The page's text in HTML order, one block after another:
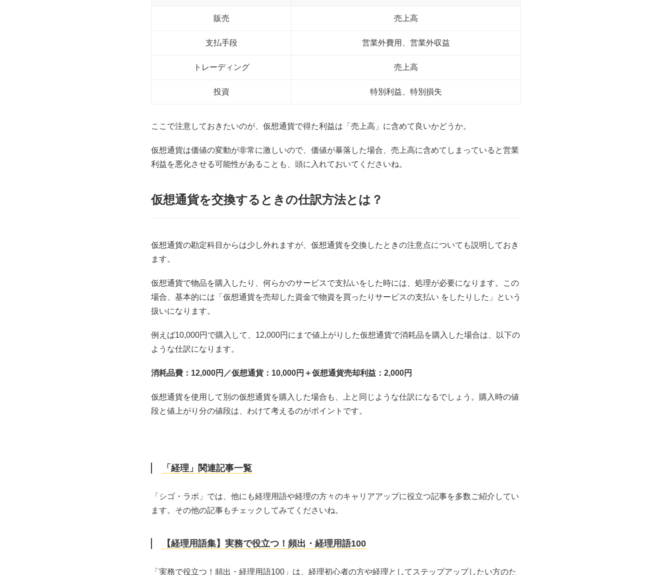
販売 売上高
支払手段 営業外費用、営業外収益
トレーディング 売上高
投資 特別利益、特別損失
ここで注意しておきたいのが、仮想通貨で得た利益は「売上高」に含めて良いかどうか。
仮想通貨は価値の変動が非常に激しいので、価値が暴落した場合、売上高に含めてしまっていると営業
利益を悪化させる可能性があることも、頭に入れておいてくださいね。
仮想通貨を交換するときの仕訳方法とは？
仮想通貨の勘定科目からは少し外れますが、仮想通貨を交換したときの注意点についても説明しておき
ます。
仮想通貨で物品を購入したり、何らかのサービスで支払いをした時には、処理が必要になります。この
場合、基本的には「仮想通貨を売却した資金で物資を買ったりサービスの支払い をしたりした」という
扱いになります。
例えば10,000円で購入して、12,000円にまで値上がりした仮想通貨で消耗品を購入した場合は、以下の
ような仕訳になります。
消耗品費：12,000円／仮想通貨：10,000円＋仮想通貨売却利益：2,000円
仮想通貨を使用して別の仮想通貨を購入した場合も、上と同じような仕訳になるでしょう。購入時の値
段と値上がり分の値段は、わけて考えるのがポイントです。
「経理」関連記事一覧
「シゴ・ラボ」では、他にも経理用語や経理の方々のキャリアアップに役立つ記事を多数ご紹介してい
ます。その他の記事もチェックしてみてくださいね。
【経理用語集】実務で役立つ！頻出・経理用語100
「実務で役立つ！頻出・経理用語100」は、経理初心者の方や経理としてステップアップしたい方のた